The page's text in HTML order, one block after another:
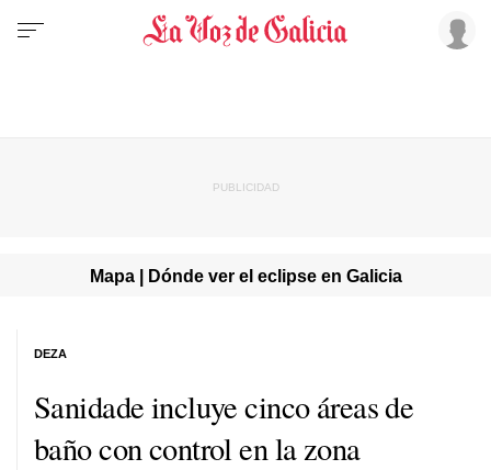
Mapa | Dónde ver el eclipse en Galicia
Sanidade incluye cinco áreas de
baño con control en la zona
DEZA